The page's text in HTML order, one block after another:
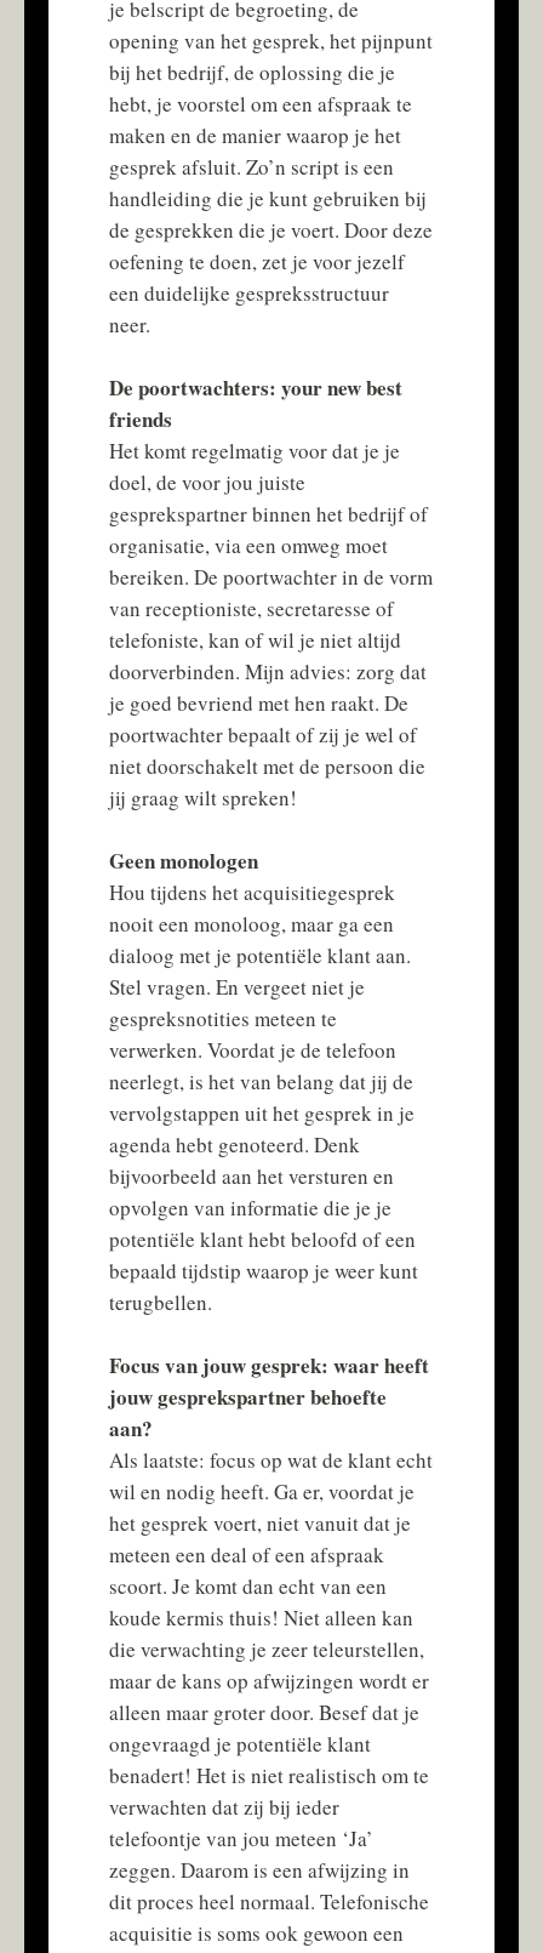
je belscript de begroeting, de
opening van het gesprek, het pijnpunt
bij het bedrijf, de oplossing die je
hebt, je voorstel om een afspraak te
maken en de manier waarop je het
gesprek afsluit. Zo’n script is een
handleiding die je kunt gebruiken bij
de gesprekken die je voert. Door deze
oefening te doen, zet je voor jezelf
een duidelijke gespreksstructuur
neer.
De poortwachters: your new best
friends
Het komt regelmatig voor dat je je
doel, de voor jou juiste
gesprekspartner binnen het bedrijf of
organisatie, via een omweg moet
bereiken. De poortwachter in de vorm
van receptioniste, secretaresse of
telefoniste, kan of wil je niet altijd
doorverbinden. Mijn advies: zorg dat
je goed bevriend met hen raakt. De
poortwachter bepaalt of zij je wel of
niet doorschakelt met de persoon die
jij graag wilt spreken!
Geen monologen
Hou tijdens het acquisitiegesprek
nooit een monoloog, maar ga een
dialoog met je potentiële klant aan.
Stel vragen. En vergeet niet je
gespreksnotities meteen te
verwerken. Voordat je de telefoon
neerlegt, is het van belang dat jij de
vervolgstappen uit het gesprek in je
agenda hebt genoteerd. Denk
bijvoorbeeld aan het versturen en
opvolgen van informatie die je je
potentiële klant hebt beloofd of een
bepaald tijdstip waarop je weer kunt
terugbellen.
Focus van jouw gesprek: waar heeft
jouw gesprekspartner behoefte
aan?
Als laatste: focus op wat de klant echt
wil en nodig heeft. Ga er, voordat je
het gesprek voert, niet vanuit dat je
meteen een deal of een afspraak
scoort. Je komt dan echt van een
koude kermis thuis! Niet alleen kan
die verwachting je zeer teleurstellen,
maar de kans op afwijzingen wordt er
alleen maar groter door. Besef dat je
ongevraagd je potentiële klant
benadert! Het is niet realistisch om te
verwachten dat zij bij ieder
telefoontje van jou meteen ‘Ja’
zeggen. Daarom is een afwijzing in
dit proces heel normaal. Telefonische
acquisitie is soms ook gewoon een